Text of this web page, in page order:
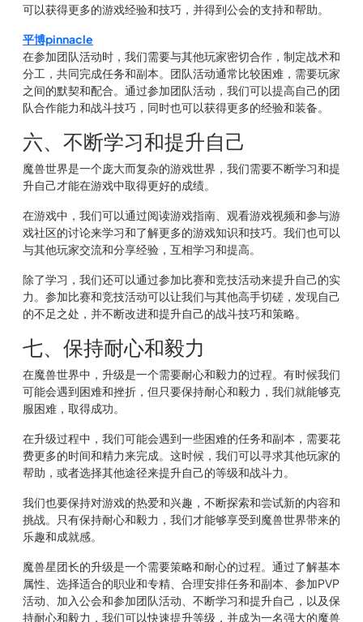
可以获得更多的游戏经验和技巧，并得到公会的支持和帮助。
平博pinnacle
在参加团队活动时，我们需要与其他玩家密切合作，制定战术和
分工，共同完成任务和副本。团队活动通常比较困难，需要玩家
之间的默契和配合。通过参加团队活动，我们可以提高自己的团
队合作能力和战斗技巧，同时也可以获得更多的经验和装备。
六、不断学习和提升自己
魔兽世界是一个庞大而复杂的游戏世界，我们需要不断学习和提
升自己才能在游戏中取得更好的成绩。
在游戏中，我们可以通过阅读游戏指南、观看游戏视频和参与游
戏社区的讨论来学习和了解更多的游戏知识和技巧。我们也可以
与其他玩家交流和分享经验，互相学习和提高。
除了学习，我们还可以通过参加比赛和竞技活动来提升自己的实
力。参加比赛和竞技活动可以让我们与其他高手切磋，发现自己
的不足之处，并不断改进和提升自己的战斗技巧和策略。
七、保持耐心和毅力
在魔兽世界中，升级是一个需要耐心和毅力的过程。有时候我们
可能会遇到困难和挫折，但只要保持耐心和毅力，我们就能够克
服困难，取得成功。
在升级过程中，我们可能会遇到一些困难的任务和副本，需要花
费更多的时间和精力来完成。这时候，我们可以寻求其他玩家的
帮助，或者选择其他途径来提升自己的等级和战斗力。
我们也要保持对游戏的热爱和兴趣，不断探索和尝试新的内容和
挑战。只有保持耐心和毅力，我们才能够享受到魔兽世界带来的
乐趣和成就感。
魔兽星团长的升级是一个需要策略和耐心的过程。通过了解基本
属性、选择适合的职业和专精、合理安排任务和副本、参加PVP
活动、加入公会和参加团队活动、不断学习和提升自己，以及保
持耐心和毅力，我们可以快速提升等级，并成为一名强大的魔兽